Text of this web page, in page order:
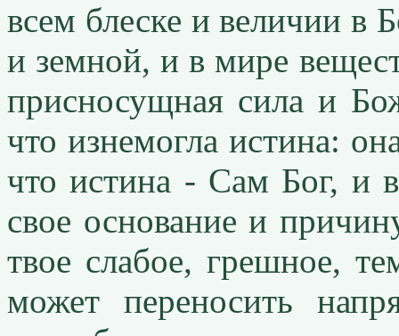
всем блеске и величии в
и земной, и в мире
присносущная сила и
что изнемогла истина:
что истина - Сам Бог, и
свое основание и
твое слабое, грешное,
может переносить